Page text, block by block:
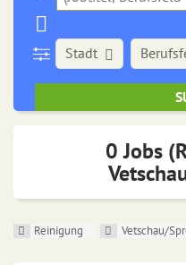
Stadt
0 Jobs
Reinigung Vetschau/